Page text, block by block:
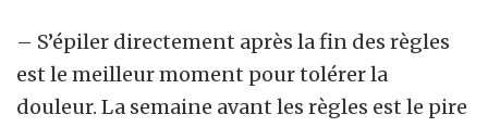
– S’épiler directement après la fin des règles
est le meilleur moment pour tolérer la
douleur. La semaine avant les règles est le pire